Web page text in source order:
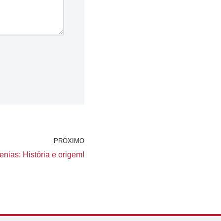
PRÓXIMO
História e origem!